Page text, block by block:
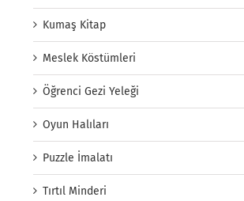
Kumaş Kitap
Meslek Köstümleri
Öğrenci Gezi Yeleği
Oyun Halıları
Puzzle İmalatı
Tırtıl Minderi